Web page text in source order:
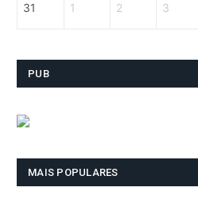
31 1 2 3
PUB
MAIS POPULARES